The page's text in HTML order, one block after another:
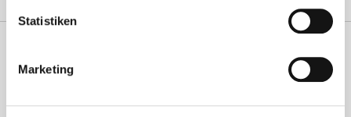
Statistiken
Marketing